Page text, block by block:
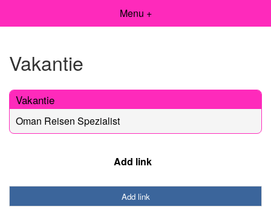
Menu +
Vakantie
Vakantie
Oman Reisen Spezialist
Add link
Add link